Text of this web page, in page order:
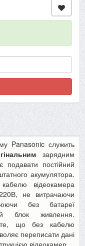
Panasonic служить
зарядним
подавати постійний
акумулятора.
відеокамера
не витрачаючи
без батареї
блок живлення.
те, що без кабелю
переписати дані
відеокамер.